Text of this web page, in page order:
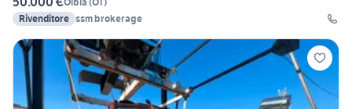
Rivenditore ssm brokerage